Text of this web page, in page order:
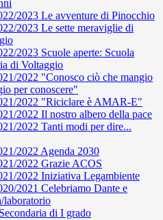
2023 Le avventure di Pinocchio
2023 Le sette meraviglie di
2023 Scuole aperte: Scuola
di Voltaggio
2022 "Conosco ciò che mangio
per conoscere"
2022 "Riciclare è AMAR-E"
2022 Il nostro albero della pace
2022 Tanti modi per dire...
2022 Agenda 2030
2022 Grazie ACOS
2022 Iniziativa Legambiente
2021 Celebriamo Dante e
laboratorio
di I grado